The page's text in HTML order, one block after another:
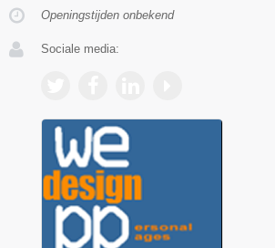
Openingstijden onbekend
Sociale media: